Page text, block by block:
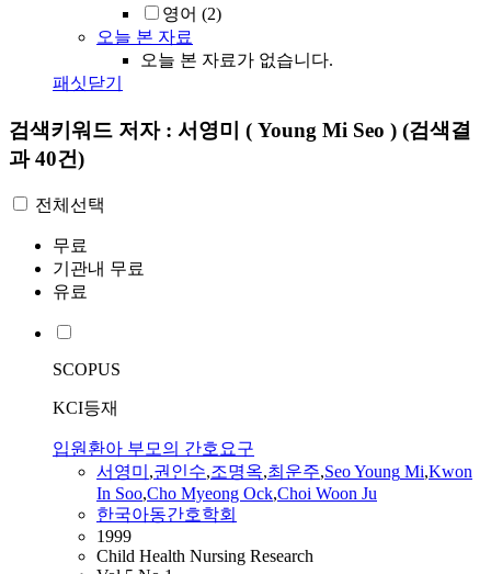
영어 (2)
오늘 본 자료
오늘 본 자료가 없습니다.
패싯닫기
검색키워드 저자 : 서영미 ( Young Mi Seo ) (검색결
과 40건)
전체선택
무료
기관내 무료
유료
SCOPUS
KCI등재
입원환아 부모의 간호요구
서영미 ,권인수,조명옥,최운주,SeoYoung Mi,Kwon
In Soo,Cho Myeong Ock,Choi Woon Ju
한국아동간호학회
1999
Child Health Nursing Research